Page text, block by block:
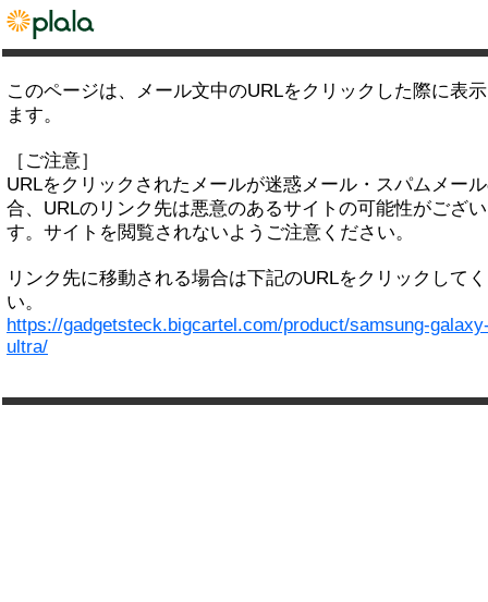
このページは、メール文中のURLをクリックした際に表
ます。
［ご注意］
URLをクリックされたメールが迷惑メール・スパムメー
合、URLのリンク先は悪意のあるサイトの可能性がござ
す。サイトを閲覧されないようご注意ください。
リンク先に移動される場合は下記のURLをクリックして
い。
https://gadgetsteck.bigcartel.com/product/samsung-
ultra/